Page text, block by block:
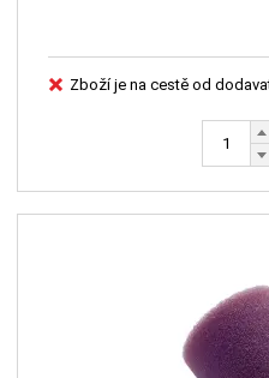
Zboží je na cestě od